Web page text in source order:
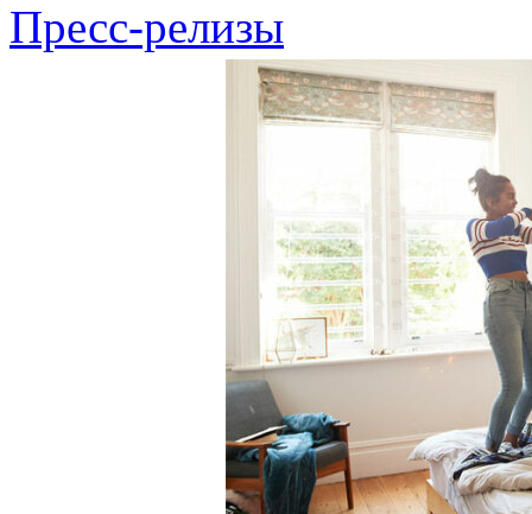
Пресс-релизы